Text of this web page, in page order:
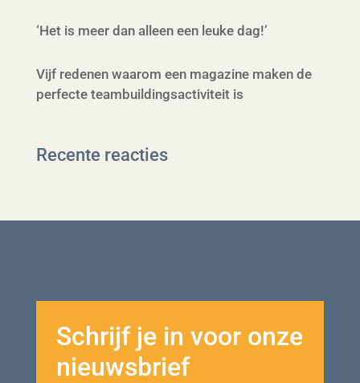
‘Het is meer dan alleen een leuke dag!’
Vijf redenen waarom een magazine maken de
perfecte teambuildingsactiviteit is
Recente reacties
Schrijf je in voor onze
nieuwsbrief